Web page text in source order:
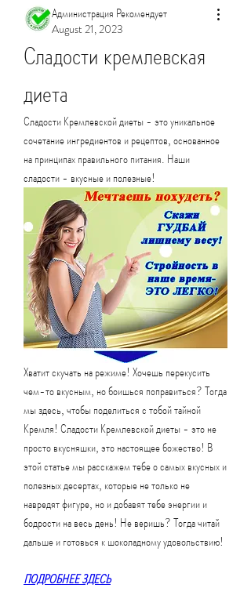
Администрация Рекомендует
August 21, 2023
Сладости кремлевская
диета
Сладости Кремлевской диеты - это уникальное
сочетание ингредиентов и рецептов, основанное
на принципах правильного питания. Наши
сладости - вкусные и полезные!
Хватит скучать на режиме! Хочешь перекусить
чем-то вкусным, но боишься поправиться? Тогда
мы здесь, чтобы поделиться с тобой тайной
Кремля! Сладости Кремлевской диеты - это не
просто вкусняшки, это настоящее божество! В
этой статье мы расскажем тебе о самых вкусных и
полезных десертах, которые не только не
навредят фигуре, но и добавят тебе энергии и
бодрости на весь день! Не веришь? Тогда читай
дальше и готовься к шоколадному удовольствию!
ПОДРОБНЕЕ ЗДЕСЬ